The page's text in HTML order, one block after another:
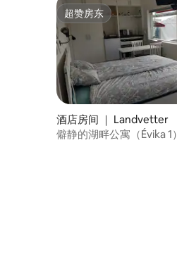
超赞房东
超赞房东
酒店房间 ｜ Landvetter
僻静的湖畔公寓（Évika 1）